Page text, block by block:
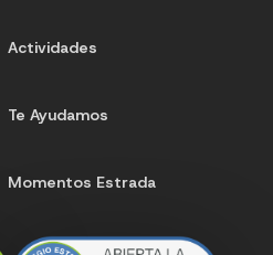
Actividades
Te Ayudamos
Momentos Estrada